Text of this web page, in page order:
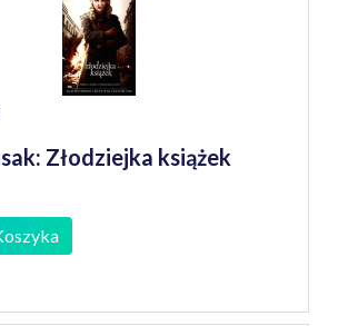
Złodziejka książek